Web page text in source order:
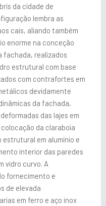
da cidade de
lembra as
cais, aliando também
enorme na conceção
fachada, realizados
estrutural com base
com contrafortes em
devidamente
da fachada,
das lajes em
da claraboia
em alumínio e
interior das paredes
vidro curvo. A
fornecimento e
de elevada
em ferro e aço inox